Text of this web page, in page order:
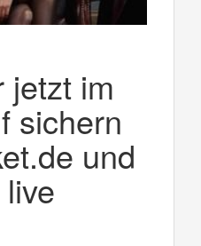
jetzt im
sichern
und